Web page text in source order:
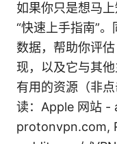
如果你只是想马
“快速上手指南”
数据，帮助你评
现，以及它与其
有用的资源（非
读：Apple 网站 -
protonvpn.com,